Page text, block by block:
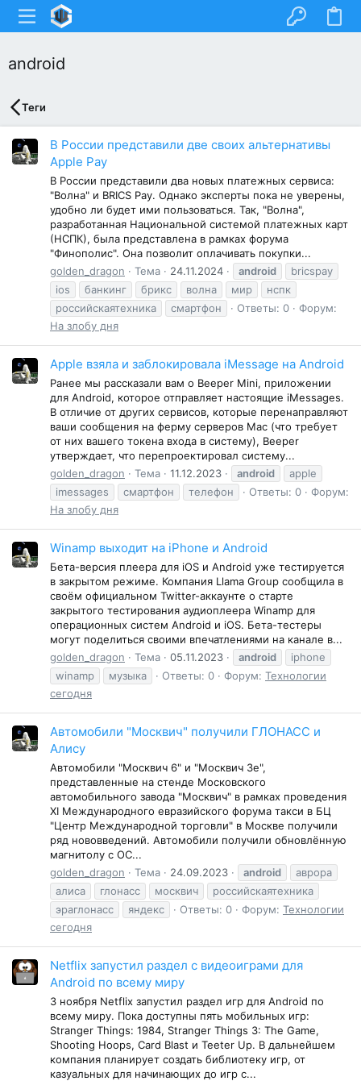
android
Теги
В России представили две своих альтернативы
Apple Pay
В России представили два новых платежных сервиса:
"Волна" и BRICS Pay. Однако эксперты пока не уверены,
удобно ли будет ими пользоваться. Так, "Волна",
разработанная Национальной системой платежных карт
(НСПК), была представлена в рамках форума
"Финополис". Она позволит оплачивать покупки...
golden_dragon
Тема 24.11.2024 android
bricspay
ios
банкинг брикс волна мир
нспк
российскаятехника
смартфон Ответы: 0
Форум:
На злобу дня
Apple взяла и заблокировала iMessage на Android
Ранее мы рассказали вам о Beeper Mini, приложении
для Android, которое отправляет настоящие iMessages.
В отличие от других сервисов, которые перенаправляют
ваши сообщения на ферму серверов Mac (что требует
от них вашего токена входа в систему), Beeper
утверждает, что перепроектировал систему...
golden_dragon
Тема 11.12.2023 android
apple
imessages
смартфон телефон Ответы: 0
Форум:
На злобу дня
Winamp выходит на iPhone и Android
Бета-версия плеера для iOS и Android уже тестируется
в закрытом режиме. Компания Llama Group сообщила в
своём официальном Twitter-аккаунте о старте
закрытого тестирования аудиоплеера Winamp для
операционных систем Android и iOS. Бета-тестеры
могут поделиться своими впечатлениями на канале в...
golden_dragon
Тема 05.11.2023 android
iphone
winamp
музыка Ответы: 0 Форум: Технологии
сегодня
Автомобили "Москвич" получили ГЛОНАСС и
Алису
Автомобили "Москвич 6" и "Москвич 3е",
представленные на стенде Московского
автомобильного завода "Москвич" в рамках проведения
ХI Международного евразийского форума такси в БЦ
"Центр Международной торговли" в Москве получили
ряд нововведений. Автомобили получили обновлённую
магнитолу с ОС...
golden_dragon
Тема 24.09.2023 android
аврора
алиса
глонасс москвич
российскаятехника
эраглонасс
яндекс Ответы: 0 Форум: Технологии
сегодня
Netflix запустил раздел с видеоиграми для
Android по всему миру
3 ноября Netflix запустил раздел игр для Android по
всему миру. Пока доступны пять мобильных игр:
Stranger Things: 1984, Stranger Things 3: The Game,
Shooting Hoops, Card Blast и Teeter Up. В дальнейшем
компания планирует создать библиотеку игр, от
казуальных для начинающих до игр с...